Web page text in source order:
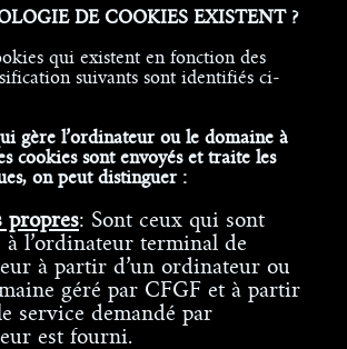
DE COOKIES EXISTENT ?
qui existent en fonction des
suivants sont identifiés ci-
gère l’ordinateur ou le domaine à
cookies sont envoyés et traite les
on peut distinguer :
propres: Sont ceux qui sont
à l’ordinateur terminal de
à partir d’un ordinateur ou
géré par CFGF et à partir
service demandé par
est fourni.